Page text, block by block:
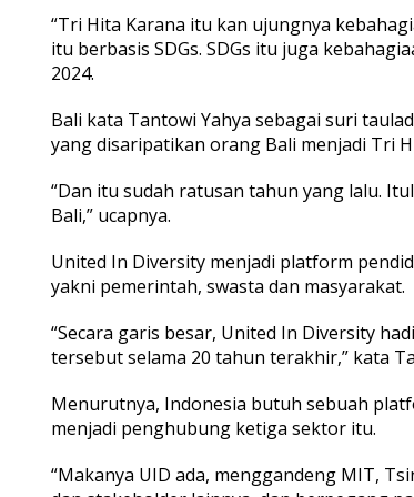
i
p
i
k
a
M
e
j
a
d
T
r
i
t
K
a
“Tri Hita Karana itu kan ujungnya
itu berbasis SDGs. SDGs itu juga
2024.
Bali kata Tantowi Yahya sebagai suri
yang disaripatikan orang Bali menjadi Tri
“Dan itu sudah ratusan tahun yang lalu.
Bali,” ucapnya.
United In Diversity menjadi platform
yakni pemerintah, swasta dan masyarakat.
“Secara garis besar, United In Diversity
tersebut selama 20 tahun terakhir,” kata
Menurutnya, Indonesia butuh sebuah
menjadi penghubung ketiga sektor itu.
“Makanya UID ada, menggandeng MIT,